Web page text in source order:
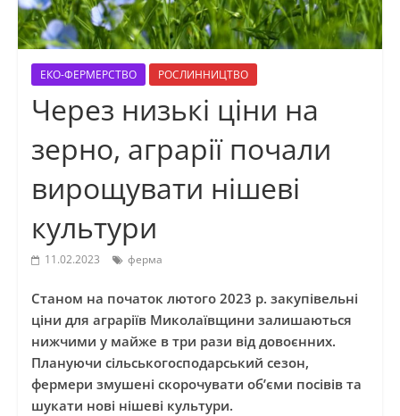
ЕКО-ФЕРМЕРСТВО РОСЛИННИЦТВО
Через низькі ціни на
зерно, аграрії почали
вирощувати нішеві
культури
11.02.2023 ферма
Станом на початок лютого 2023 р. закупівельні
ціни для аграріїв Миколаївщини залишаються
нижчими у майже в три рази від довоєнних.
Плануючи сільськогосподарський сезон,
фермери змушені скорочувати об’єми посівів та
шукати нові нішеві культури.